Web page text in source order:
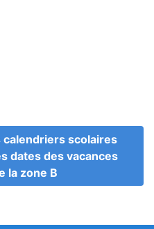
scolaires
dates des vacances
la zone B